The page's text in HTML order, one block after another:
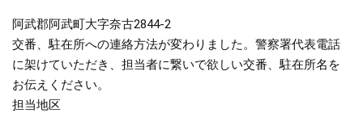
阿武郡阿武町大字奈古2844-2
交番、駐在所への連絡方法が変わりました。警察署代表電話
に架けていただき、担当者に繋いで欲しい交番、駐在所名を
お伝えください。
担当地区